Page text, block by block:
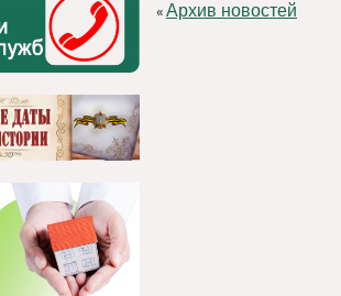
«Архив новостей